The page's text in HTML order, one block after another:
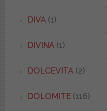
DIVA(1)
DIVINA(1)
DOLCEVITA(2)
DOLOMITE(116)